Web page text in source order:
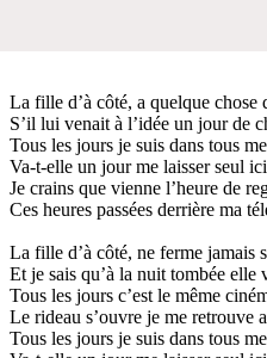
La fille d’à côté, a quelque chose
S’il lui venait à l’idée un jour de
Tous les jours je suis dans tous
Va-t-elle un jour me laisser seul
Je crains que vienne l’heure de
Ces heures passées derrière ma
La fille d’à côté, ne ferme jamais
Et je sais qu’à la nuit tombée elle
Tous les jours c’est le même
Le rideau s’ouvre je me retrouve
Tous les jours je suis dans tous